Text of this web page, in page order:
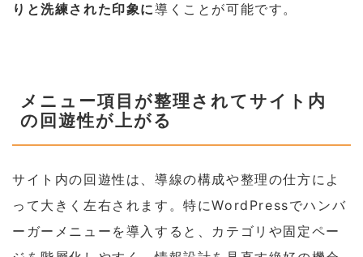
りと洗練された印象に導くことが可能です。
メニュー項目が整理されてサイト内
の回遊性が上がる
サイト内の回遊性は、導線の構成や整理の仕方によ
って大きく左右されます。特にWordPressでハンバ
ーガーメニューを導入すると、カテゴリや固定ペー